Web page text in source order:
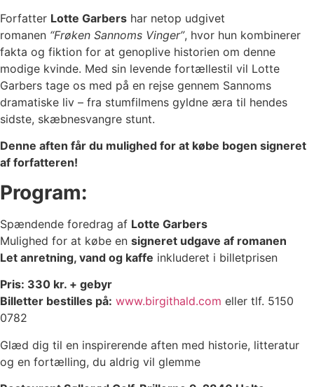
Forfatter Lotte Garbers har netop udgivet
romanen “Frøken Sannoms Vinger”, hvor hun kombinerer
fakta og fiktion for at genoplive historien om denne
modige kvinde. Med sin levende fortællestil vil Lotte
Garbers tage os med på en rejse gennem Sannoms
dramatiske liv – fra stumfilmens gyldne æra til hendes
sidste, skæbnesvangre stunt.
Denne aften får du mulighed for at købe bogen signeret
af forfatteren!
Program:
Spændende foredrag af Lotte Garbers
Mulighed for at købe en signeret udgave af romanen
Let anretning, vand og kaffe inkluderet i billetprisen
Pris: 330 kr. + gebyr
Billetter bestilles på: www.birgithald.com eller tlf. 5150
0782
Glæd dig til en inspirerende aften med historie, litteratur
og en fortælling, du aldrig vil glemme